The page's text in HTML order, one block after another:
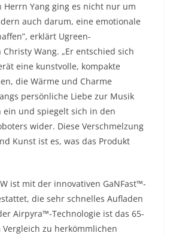
Herrn Yang ging es nicht nur um
auch darum, eine emotionale
erklärt Ugreen-
Wang. „Er entschied sich
eine kunstvolle, kompakte
die Wärme und Charme
persönliche Liebe zur Musik
ein und spiegelt sich in den
wider. Diese Verschmelzung
Kunst ist es, was das Produkt
ist mit der innovativen GaNFast™-
die sehr schnelles Aufladen
Airpyra™-Technologie ist das 65-
zu herkömmlichen